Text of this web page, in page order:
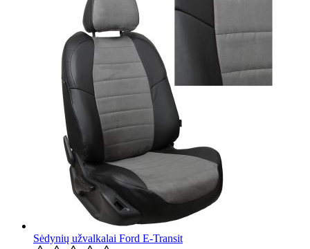
Sėdynių užvalkalai Ford E-Transit